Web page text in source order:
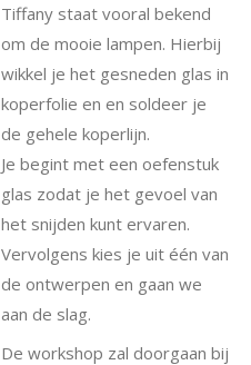
Tiffany staat vooral bekend
om de mooie lampen. Hierbij
wikkel je het gesneden glas in
koperfolie en en soldeer je
de gehele koperlijn.
Je begint met een oefenstuk
glas zodat je het gevoel van
het snijden kunt ervaren.
Vervolgens kies je uit één van
de ontwerpen en gaan we
aan de slag.
De workshop zal doorgaan bij